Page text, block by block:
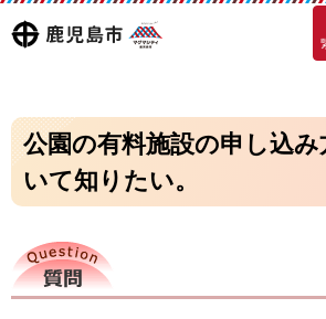
鹿児島
マグ
マシ
公園の有料施設の申し込み
いて知りたい。
質問